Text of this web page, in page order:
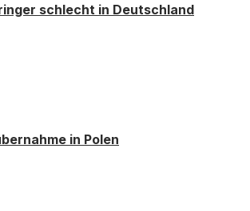
schlecht in Deutschland
in Polen